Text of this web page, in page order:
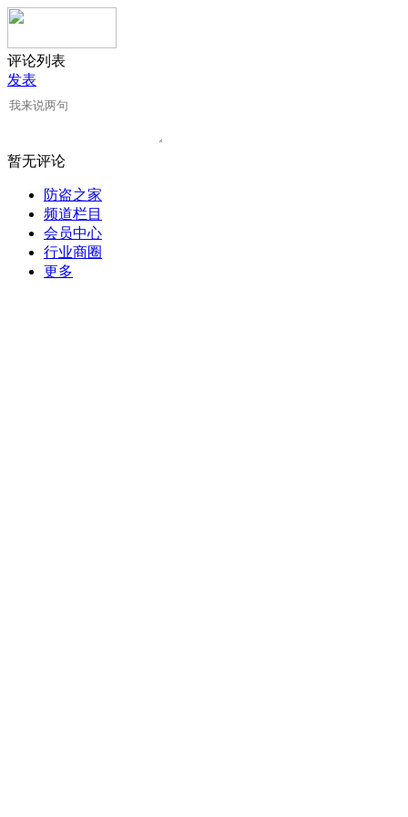
评论列表
发表
暂无评论
防盗之家
频道栏目
会员中心
行业商圈
更多